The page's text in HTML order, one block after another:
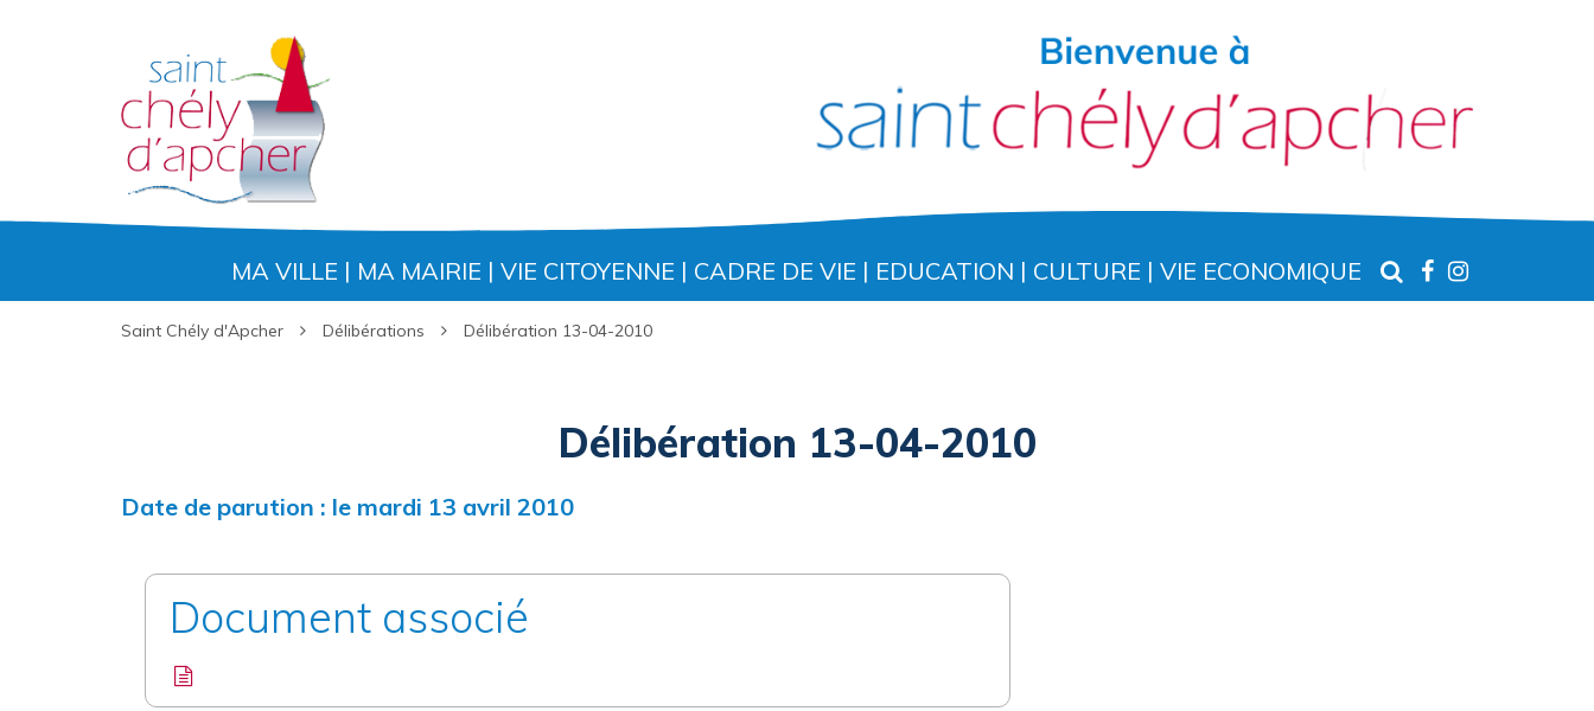
MA VILLE MA MAIRIE VIE CITOYENNE CADRE DE VIE EDUCATION CULTURE VIE ECONOMIQUE RECHERCHE
LIEN
VERSVERS
Saint Chély d'Apcher Délibérations Délibération 13-04-2010
Délibération 13-04-2010
Date de parution : le mardi 13 avril 2010
Document associé